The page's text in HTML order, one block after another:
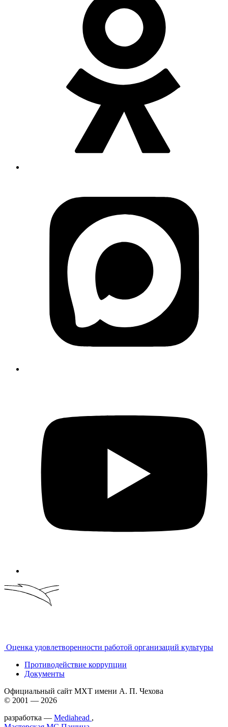
Оценка удовлетворенности работой организаций культуры
Противодействие коррупции
Документы
Официальный сайт МХТ имени А. П. Чехова
© 2001 — 2026
разработка — Mediahead ,